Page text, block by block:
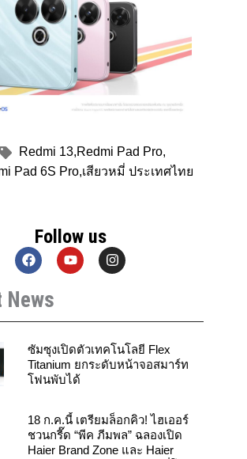
Redmi 13,Redmi Pad Pro,
Pad 6S Pro,เสียวหมี่ ประเทศไทย
Follow us
F
a
e
b
o
k
Y
o
b
I
n
g
a
m
News
ซัมซุงเปิดตัวเทคโนโลยี Flex
Titanium ยกระดับหน้าจอสมาร์ท
โฟนพับได้
18 ก.ค.นี้ เตรียมล็อกคิว! ไฮเออร์
ชวนกรี๊ด “พีค ภีมพล” ฉลองเปิด
Haier Brand Zone และ Haier